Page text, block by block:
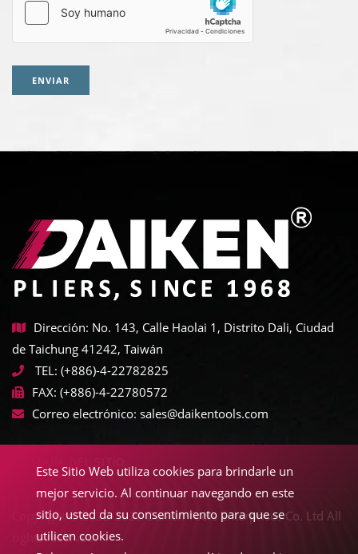
ENVIAR
Dirección: No. 143, Calle Haolai 1, Distrito Dali, Ciudad
de Taichung 41242, Taiwán
TEL: (+886)-4-22782825
FAX: (+886)-4-22780572
Correo electrónico: sales@daikentools.com
Copyright © 2022-2026 Daiken Tools Enterprises Co. Ltd All
rights reserved.
Este Sitio Web utiliza cookies para brindarle un
mejor servicio. Al continuar navegando en este
sitio, usted da su consentimiento para que se
utilicen cookies.